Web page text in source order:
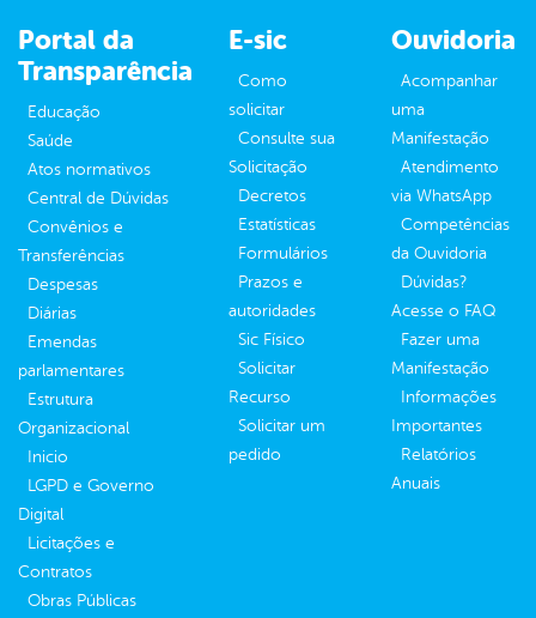
Portal da
Transparência
Educação
Saúde
Atos normativos
Central de Dúvidas
Convênios e
Transferências
Despesas
Diárias
Emendas
parlamentares
Estrutura
Organizacional
Inicio
LGPD e Governo
Digital
Licitações e
Contratos
Obras Públicas
E-sic
Como
solicitar
Consulte sua
Solicitação
Decretos
Estatísticas
Formulários
Prazos e
autoridades
Sic Físico
Solicitar
Recurso
Solicitar um
pedido
Ouvidoria
Acompanhar
uma
Manifestação
Atendimento
via WhatsApp
Competências
da Ouvidoria
Dúvidas?
Acesse o FAQ
Fazer uma
Manifestação
Informações
Importantes
Relatórios
Anuais